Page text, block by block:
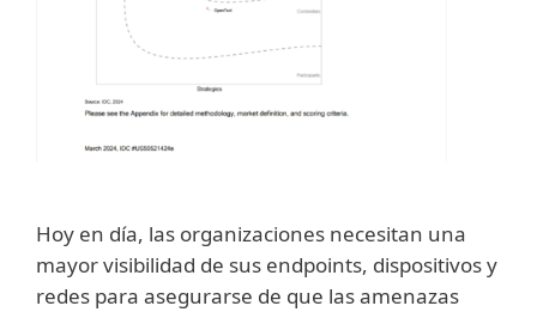
Hoy en día, las organizaciones necesitan una
mayor visibilidad de sus endpoints, dispositivos y
redes para asegurarse de que las amenazas